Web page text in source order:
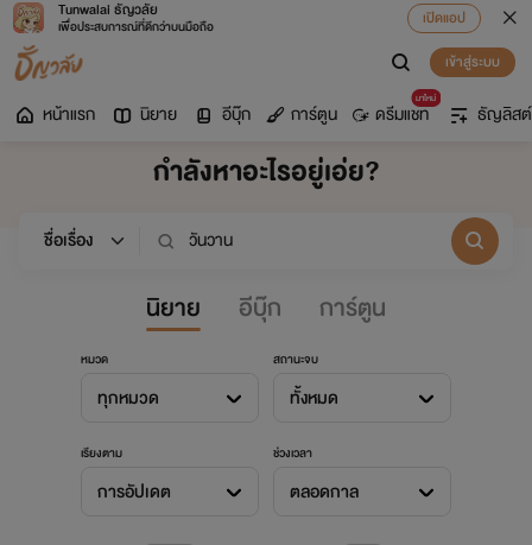
Tunwalai ธัญวลัย
เพื่อประสบการณ์ที่ดีกว่าบนมือถือ
เปิดแอป
เข้าสู่ระบบ
หน้าแรก นิยาย อีบุ๊ก การ์ตูน
มาใหม่
ดรีมแชท ธัญลิสต์
กำลังหาอะไรอยู่เอ่ย?
นิยาย อีบุ๊ก การ์ตูน
หมวด
ทุกหมวด
สถานะจบ
ทั้งหมด
เรียงตาม
การอัปเดต
ช่วงเวลา
ตลอดกาล